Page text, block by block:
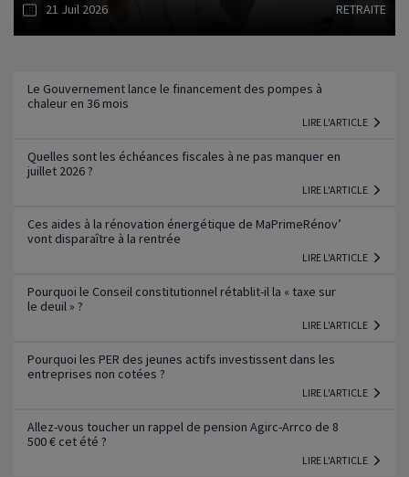
21 Juil 2026 RETRAITE
Le Gouvernement lance le financement des pompes à
chaleur en 36 mois
LIRE L'ARTICLE
Quelles sont les échéances fiscales à ne pas manquer en
juillet 2026 ?
LIRE L'ARTICLE
Ces aides à la rénovation énergétique de MaPrimeRénov’
vont disparaître à la rentrée
LIRE L'ARTICLE
Pourquoi le Conseil constitutionnel rétablit-il la « taxe sur
le deuil » ?
LIRE L'ARTICLE
Pourquoi les PER des jeunes actifs investissent dans les
entreprises non cotées ?
LIRE L'ARTICLE
Allez-vous toucher un rappel de pension Agirc-Arrco de 8
500 € cet été ?
LIRE L'ARTICLE